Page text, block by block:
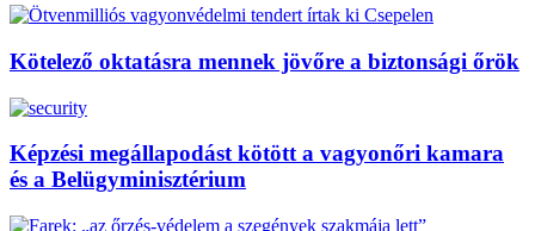
Kötelező oktatásra mennek jövőre a biztonsági őrök
Képzési megállapodást kötött a vagyonőri kamara
és a Belügyminisztérium